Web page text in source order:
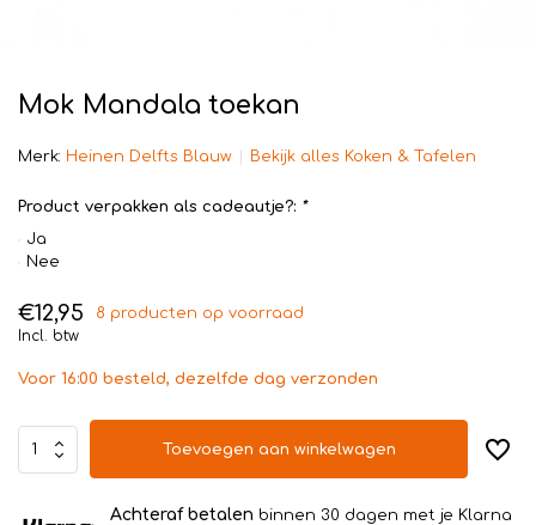
Mok Mandala toekan
Merk: Heinen Delfts Blauw Bekijk alles Koken & Tafelen
Product verpakken als cadeautje?: *
Ja
Nee
€12,95
8 producten op voorraad
Incl. btw
Voor 16:00 besteld, dezelfde dag verzonden
Toevoegen aan winkelwagen
Achteraf betalen binnen 30 dagen met je Klarna